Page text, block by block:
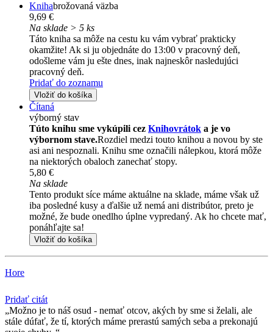
Knihabrožovaná väzba
9,69 €
Na sklade > 5 ks
Táto kniha sa môže na cestu ku vám vybrať prakticky
okamžite! Ak si ju objednáte do 13:00 v pracovný deň,
odošleme vám ju ešte dnes, inak najneskôr nasledujúci
pracovný deň.
Pridať do zoznamu
Vložiť do košíka
Čítaná
výborný stav
Túto knihu sme vykúpili cez Knihovrátok a je vo
výbornom stave.Rozdiel medzi touto knihou a novou by ste
asi ani nespoznali. Knihu sme označili nálepkou, ktorá môže
na niektorých obaloch zanechať stopy.
5,80 €
Na sklade
Tento produkt síce máme aktuálne na sklade, máme však už
iba posledné kusy a ďalšie už nemá ani distribútor, preto je
možné, že bude onedlho úplne vypredaný. Ak ho chcete mať,
ponáhľajte sa!
Vložiť do košíka
Hore
Pridať citát
Možno je to náš osud - nemať otcov, akých by sme si želali, ale
stále dúfať, že tí­, ktorých máme prerastú samých seba a prekonajú